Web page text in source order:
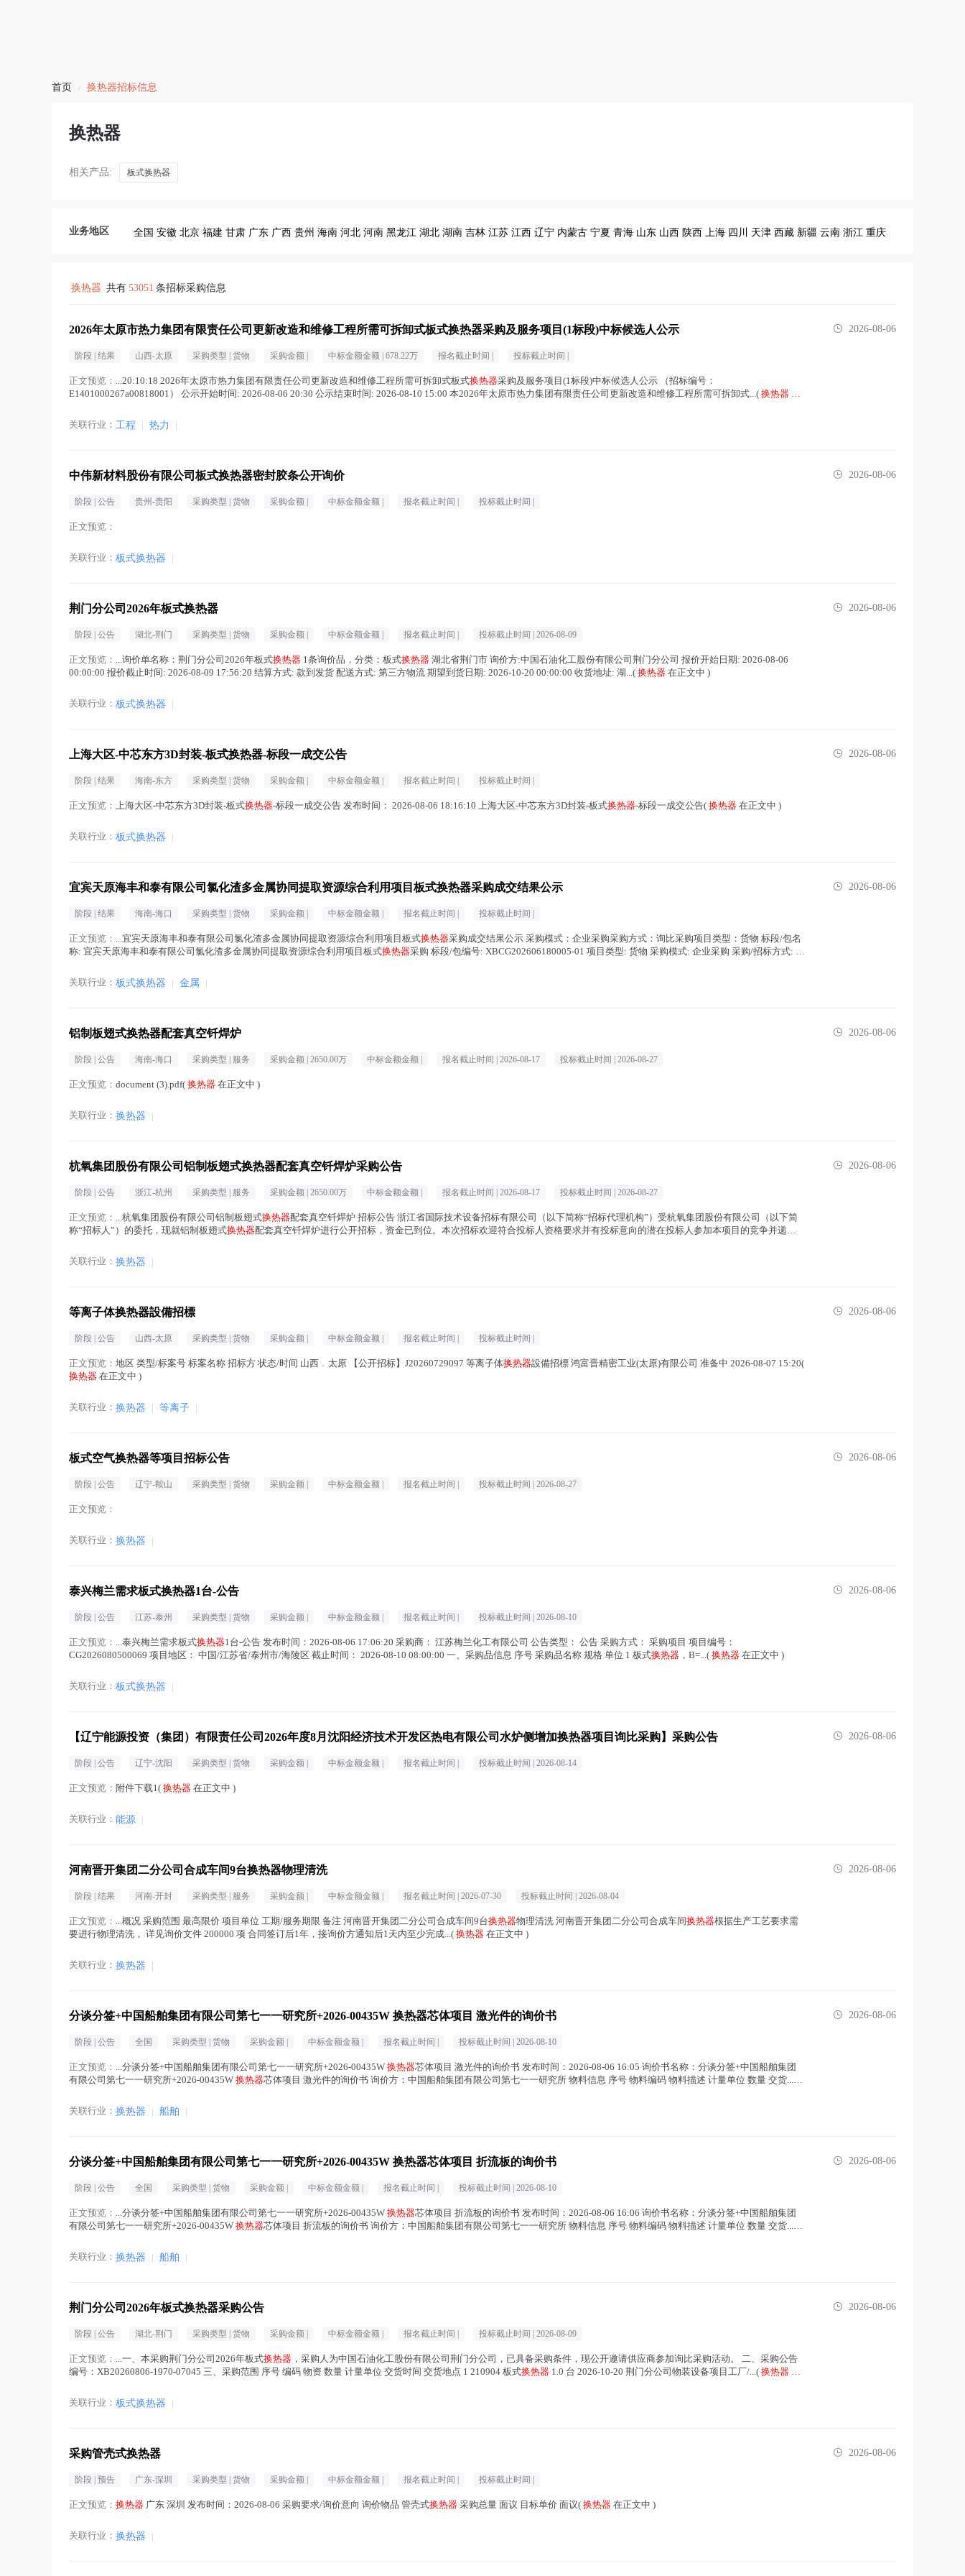
首页 / 换热器招标信息
换热器
相关产品: 板式换热器
业务地区 全国 安徽 北京 福建 甘肃 广东 广西 贵州 海南 河北 河南 黑龙江 湖北 湖南 吉林 江苏 江西 辽宁 内蒙古 宁夏 青海 山东 山西 陕西 上海 四川 天津 西藏 新疆 云南 浙江 重庆
换热器 共有 53051 条招标采购信息
2026年太原市热力集团有限责任公司更新改造和维修工程所需可拆卸式板式换热器采购及服务项目(1标段)中标候选人公示
阶段 | 结果 山西-太原 采购类型 | 货物 采购金额 | 中标金额金额 | 678.22万 报名截止时间 | 投标截止时间 |
正文预览： ...20:10:18 2026年太原市热力集团有限责任公司更新改造和维修工程所需可拆卸式板式换热器采购及服务项目(1标段)中标候选人公示 （招标编号：
E1401000267a00818001） 公示开始时间: 2026-08-06 20:30 公示结束时间: 2026-08-10 15:00 本2026年太原市热力集团有限责任公司更新改造和维修工程所需可拆卸式...( 换热器 在
关联行业： 工程 | 热力 |
2026-08-06
中伟新材料股份有限公司板式换热器密封胶条公开询价
阶段 | 公告 贵州-贵阳 采购类型 | 货物 采购金额 | 中标金额金额 | 报名截止时间 | 投标截止时间 |
正文预览：
关联行业： 板式换热器 |
2026-08-06
荆门分公司2026年板式换热器
阶段 | 公告 湖北-荆门 采购类型 | 货物 采购金额 | 中标金额金额 | 报名截止时间 | 投标截止时间 | 2026-08-09
正文预览： ...询价单名称：荆门分公司2026年板式换热器 1条询价品，分类：板式换热器 湖北省荆门市 询价方:中国石油化工股份有限公司荆门分公司 报价开始日期: 2026-08-06
00:00:00 报价截止时间: 2026-08-09 17:56:20 结算方式: 款到发货 配送方式: 第三方物流 期望到货日期: 2026-10-20 00:00:00 收货地址: 湖...( 换热器 在正文中 )
关联行业： 板式换热器 |
2026-08-06
上海大区-中芯东方3D封装-板式换热器-标段一成交公告
阶段 | 结果 海南-东方 采购类型 | 货物 采购金额 | 中标金额金额 | 报名截止时间 | 投标截止时间 |
正文预览： 上海大区-中芯东方3D封装-板式换热器-标段一成交公告 发布时间： 2026-08-06 18:16:10 上海大区-中芯东方3D封装-板式换热器-标段一成交公告( 换热器 在正文中 )
关联行业： 板式换热器 |
2026-08-06
宜宾天原海丰和泰有限公司氯化渣多金属协同提取资源综合利用项目板式换热器采购成交结果公示
阶段 | 结果 海南-海口 采购类型 | 货物 采购金额 | 中标金额金额 | 报名截止时间 | 投标截止时间 |
正文预览： ...宜宾天原海丰和泰有限公司氯化渣多金属协同提取资源综合利用项目板式换热器采购成交结果公示 采购模式：企业采购采购方式：询比采购项目类型：货物 标段/包名
称: 宜宾天原海丰和泰有限公司氯化渣多金属协同提取资源综合利用项目板式换热器采购 标段/包编号: XBCG202606180005-01 项目类型: 货物 采购模式: 企业采购 采购/招标方式: 询
关联行业： 板式换热器 | 金属 |
2026-08-06
铝制板翅式换热器配套真空钎焊炉
阶段 | 公告 海南-海口 采购类型 | 服务 采购金额 | 2650.00万 中标金额金额 | 报名截止时间 | 2026-08-17 投标截止时间 | 2026-08-27
正文预览： document (3).pdf( 换热器 在正文中 )
关联行业： 换热器 |
2026-08-06
杭氧集团股份有限公司铝制板翅式换热器配套真空钎焊炉采购公告
阶段 | 公告 浙江-杭州 采购类型 | 服务 采购金额 | 2650.00万 中标金额金额 | 报名截止时间 | 2026-08-17 投标截止时间 | 2026-08-27
正文预览： ...杭氧集团股份有限公司铝制板翅式换热器配套真空钎焊炉 招标公告 浙江省国际技术设备招标有限公司（以下简称“招标代理机构”）受杭氧集团股份有限公司（以下简
称“招标人”）的委托，现就铝制板翅式换热器配套真空钎焊炉进行公开招标，资金已到位。本次招标欢迎符合投标人资格要求并有投标意向的潜在投标人参加本项目的竞争并递交
关联行业： 换热器 |
2026-08-06
等离子体换热器設備招標
阶段 | 公告 山西-太原 采购类型 | 货物 采购金额 | 中标金额金额 | 报名截止时间 | 投标截止时间 |
正文预览： 地区 类型/标案号 标案名称 招标方 状态/时间 山西﹒太原 【公开招标】J20260729097 等离子体换热器設備招標 鸿富晋精密工业(太原)有限公司 准备中 2026-08-07 15:20(
换热器 在正文中 )
关联行业： 换热器 | 等离子 |
2026-08-06
板式空气换热器等项目招标公告
阶段 | 公告 辽宁-鞍山 采购类型 | 货物 采购金额 | 中标金额金额 | 报名截止时间 | 投标截止时间 | 2026-08-27
正文预览：
关联行业： 换热器 |
2026-08-06
泰兴梅兰需求板式换热器1台-公告
阶段 | 公告 江苏-泰州 采购类型 | 货物 采购金额 | 中标金额金额 | 报名截止时间 | 投标截止时间 | 2026-08-10
正文预览： ...泰兴梅兰需求板式换热器1台-公告 发布时间：2026-08-06 17:06:20 采购商： 江苏梅兰化工有限公司 公告类型： 公告 采购方式： 采购项目 项目编号：
CG2026080500069 项目地区： 中国/江苏省/泰州市/海陵区 截止时间： 2026-08-10 08:00:00 一、采购品信息 序号 采购品名称 规格 单位 1 板式换热器 ，B=...( 换热器 在正文中 )
关联行业： 板式换热器 |
2026-08-06
【辽宁能源投资（集团）有限责任公司2026年度8月沈阳经济技术开发区热电有限公司水炉侧增加换热器项目询比采购】采购公告
阶段 | 公告 辽宁-沈阳 采购类型 | 货物 采购金额 | 中标金额金额 | 报名截止时间 | 投标截止时间 | 2026-08-14
正文预览： 附件下载1( 换热器 在正文中 )
关联行业： 能源 |
2026-08-06
河南晋开集团二分公司合成车间9台换热器物理清洗
阶段 | 结果 河南-开封 采购类型 | 服务 采购金额 | 中标金额金额 | 报名截止时间 | 2026-07-30 投标截止时间 | 2026-08-04
正文预览： ...概况 采购范围 最高限价 项目单位 工期/服务期限 备注 河南晋开集团二分公司合成车间9台换热器物理清洗 河南晋开集团二分公司合成车间换热器根据生产工艺要求需
要进行物理清洗， 详见询价文件 200000 项 合同签订后1年，接询价方通知后1天内至少完成...( 换热器 在正文中 )
关联行业： 换热器 |
2026-08-06
分谈分签+中国船舶集团有限公司第七一一研究所+2026-00435W 换热器芯体项目 激光件的询价书
阶段 | 公告 全国 采购类型 | 货物 采购金额 | 中标金额金额 | 报名截止时间 | 投标截止时间 | 2026-08-10
正文预览： ...分谈分签+中国船舶集团有限公司第七一一研究所+2026-00435W 换热器芯体项目 激光件的询价书 发布时间：2026-08-06 16:05 询价书名称：分谈分签+中国船舶集团
有限公司第七一一研究所+2026-00435W 换热器芯体项目 激光件的询价书 询价方：中国船舶集团有限公司第七一一研究所 物料信息 序号 物料编码 物料描述 计量单位 数量 交货...(
关联行业： 换热器 | 船舶 |
2026-08-06
分谈分签+中国船舶集团有限公司第七一一研究所+2026-00435W 换热器芯体项目 折流板的询价书
阶段 | 公告 全国 采购类型 | 货物 采购金额 | 中标金额金额 | 报名截止时间 | 投标截止时间 | 2026-08-10
正文预览： ...分谈分签+中国船舶集团有限公司第七一一研究所+2026-00435W 换热器芯体项目 折流板的询价书 发布时间：2026-08-06 16:06 询价书名称：分谈分签+中国船舶集团
有限公司第七一一研究所+2026-00435W 换热器芯体项目 折流板的询价书 询价方：中国船舶集团有限公司第七一一研究所 物料信息 序号 物料编码 物料描述 计量单位 数量 交货...(
关联行业： 换热器 | 船舶 |
2026-08-06
荆门分公司2026年板式换热器采购公告
阶段 | 公告 湖北-荆门 采购类型 | 货物 采购金额 | 中标金额金额 | 报名截止时间 | 投标截止时间 | 2026-08-09
正文预览： ...一、本采购荆门分公司2026年板式换热器 ，采购人为中国石油化工股份有限公司荆门分公司，已具备采购条件，现公开邀请供应商参加询比采购活动。 二、采购公告
编号：XB20260806-1970-07045 三、采购范围 序号 编码 物资 数量 计量单位 交货时间 交货地点 1 210904 板式换热器 1.0 台 2026-10-20 荆门分公司物装设备项目工厂/...( 换热器 在
关联行业： 板式换热器 |
2026-08-06
采购管壳式换热器
阶段 | 预告 广东-深圳 采购类型 | 货物 采购金额 | 中标金额金额 | 报名截止时间 | 投标截止时间 |
正文预览： 换热器 广东 深圳 发布时间：2026-08-06 采购要求/询价意向 询价物品 管壳式换热器 采购总量 面议 目标单价 面议( 换热器 在正文中 )
关联行业： 换热器 |
2026-08-06